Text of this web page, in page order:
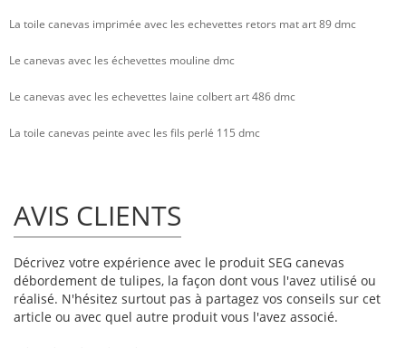
La toile canevas imprimée avec les echevettes retors mat art 89 dmc
Le canevas avec les échevettes mouline dmc
Le canevas avec les echevettes laine colbert art 486 dmc
La toile canevas peinte avec les fils perlé 115 dmc
AVIS CLIENTS
Décrivez votre expérience avec le produit SEG canevas
débordement de tulipes, la façon dont vous l'avez utilisé ou
réalisé. N'hésitez surtout pas à partagez vos conseils sur cet
article ou avec quel autre produit vous l'avez associé.